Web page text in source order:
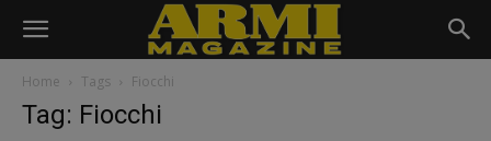
Home Tags Fiocchi
Tag: Fiocchi